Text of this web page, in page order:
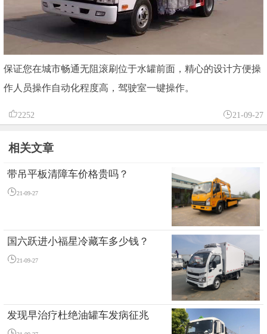
保证您在城市畅通无阻滚刷位于水罐前面，精心的设计方便操
作人员操作自动化程度高，驾驶室一键操作。
2252 21-09-27
相关文章
带吊平板清障车价格贵吗？
21-09-27
国六跃进小福星冷藏车多少钱？
21-09-27
发现早治疗杜绝油罐车发病征兆